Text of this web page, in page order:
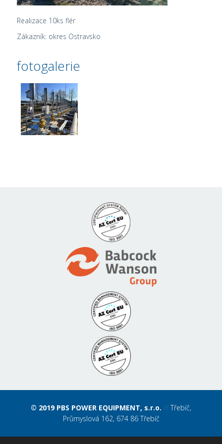
Realizace 10ks flér
Zákazník: okres Ostravsko
fotogalerie
© 2019 PBS POWER EQUIPMENT, s.r.o. // Třebíč,
Průmyslová 162, 674 86 Třebíč